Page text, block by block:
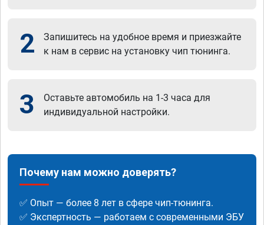
2
Запишитесь на удобное время и приезжайте
к нам в сервис на установку чип тюнинга.
3
Оставьте автомобиль на 1-3 часа для
индивидуальной настройки.
Почему нам можно доверять?
✅ Опыт — более 8 лет в сфере чип-тюнинга.
✅ Экспертность — работаем с современными ЭБУ